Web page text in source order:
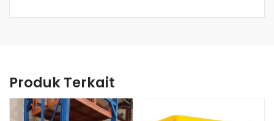
Produk Terkait